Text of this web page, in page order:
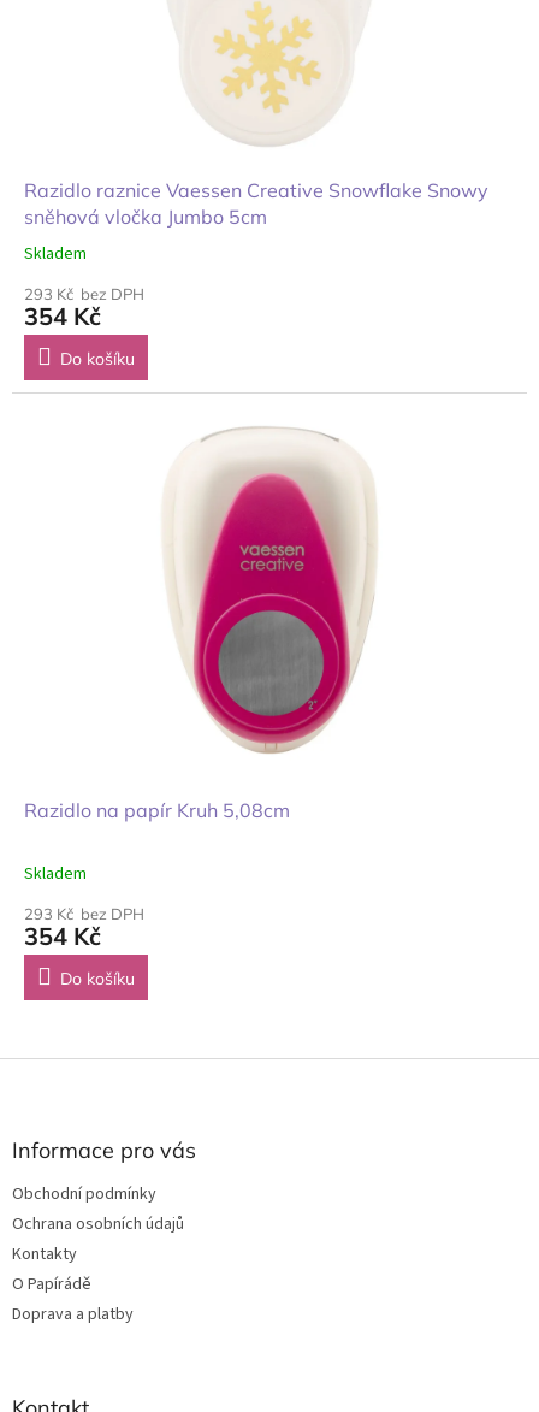
Razidlo raznice Vaessen Creative Snowflake Snowy
sněhová vločka Jumbo 5cm
Skladem
293 Kč bez DPH
354 Kč
Do košíku
Razidlo na papír Kruh 5,08cm
Skladem
293 Kč bez DPH
354 Kč
Do košíku
Z
Informace pro vás
Obchodní podmínky
Ochrana osobních údajů
Kontakty
O Papírádě
Doprava a platby